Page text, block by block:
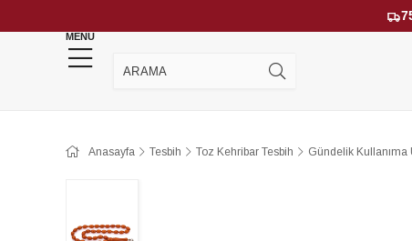
MENU
Anasayfa Tesbih Toz Kehribar Tesbih Gündelik Kullanıma